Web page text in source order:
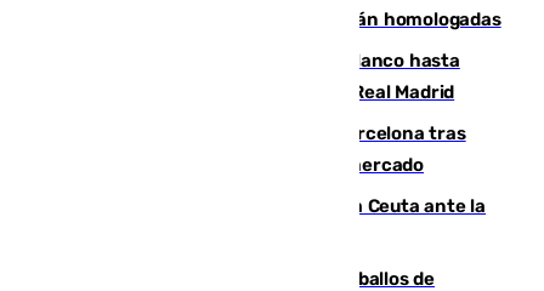
dónde conseguirlas y cómo saber si están homologadas
Vinícius Júnior seguirá vestido de blanco hasta
2032 tras cerrar su renovación con el Real Madrid
Rodrigo negocia su fichaje por el Barcelona tras
romper con el Madrid y revoluciona el mercado
El Rey traslada a Vivas su respaldo a Ceuta ante la
El primer ciclo de las carreras de caballos de